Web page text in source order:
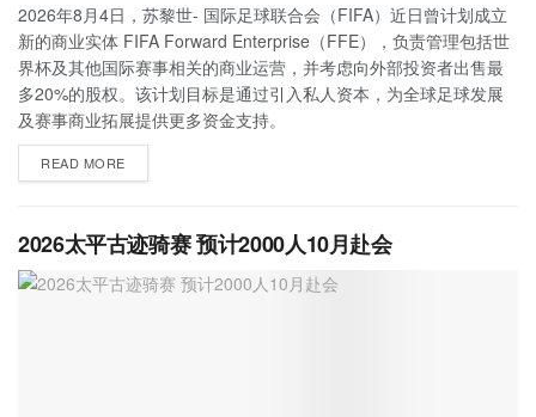
2026年8月4日，苏黎世- 国际足球联合会（FIFA）近日曾计划成立
新的商业实体 FIFA Forward Enterprise（FFE），负责管理包括世
界杯及其他国际赛事相关的商业运营，并考虑向外部投资者出售最
多20%的股权。该计划目标是通过引入私人资本，为全球足球发展
及赛事商业拓展提供更多资金支持。
READ MORE
2026太平古迹骑赛 预计2000人10月赴会